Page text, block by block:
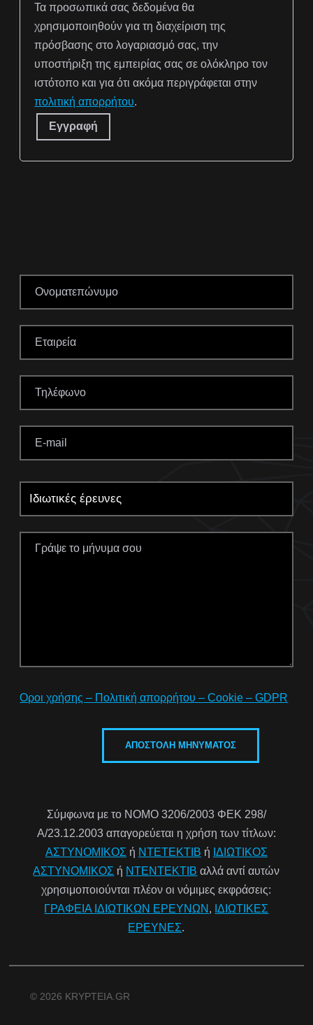
Τα προσωπικά σας δεδομένα θα
χρησιμοποιηθούν για τη διαχείριση της
πρόσβασης στο λογαριασμό σας, την
υποστήριξη της εμπειρίας σας σε ολόκληρο τον
ιστότοπο και για ότι ακόμα περιγράφεται στην
πολιτική απορρήτου.
Εγγραφή
Οροι χρήσης – Πολιτική απορρήτου – Cookie – GDPR
Σύμφωνα με το ΝΟΜΟ 3206/2003 ΦΕΚ 298/
Α/23.12.2003 απαγορεύεται η χρήση των τίτλων:
ΑΣΤΥΝΟΜΙΚΟΣ ή ΝΤΕΤΕΚΤΙΒ ή ΙΔΙΩΤΙΚΟΣ
ΑΣΤΥΝΟΜΙΚΟΣ ή ΝΤΕΝΤΕΚΤΙΒ αλλά αντί αυτών
χρησιμοποιούνται πλέον οι νόμιμες εκφράσεις:
ΓΡΑΦΕΙΑ ΙΔΙΩΤΙΚΩΝ ΕΡΕΥΝΩΝ , ΙΔΙΩΤΙΚΕΣ
ΕΡΕΥΝΕΣ.
© 2026 KRYPTEIA.GR